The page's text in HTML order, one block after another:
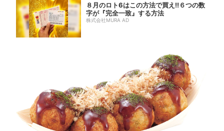
８月のロト6はこの方法で買え!!６つの数
字が『完全一致』する方法
株式会社MURA AD